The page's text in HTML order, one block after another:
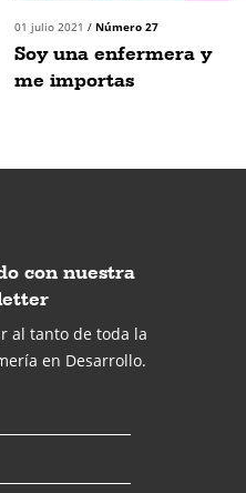
01 julio 2021 / Número 27
Soy una enfermera y
me importas
con nuestra
al tanto de toda la
en Desarrollo.